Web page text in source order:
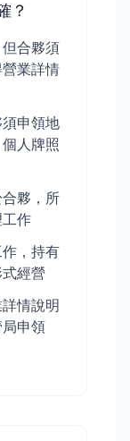
？
合夥須
業詳情
申領地
人牌照
夥，所
作
，持有
經營
情說明
申領